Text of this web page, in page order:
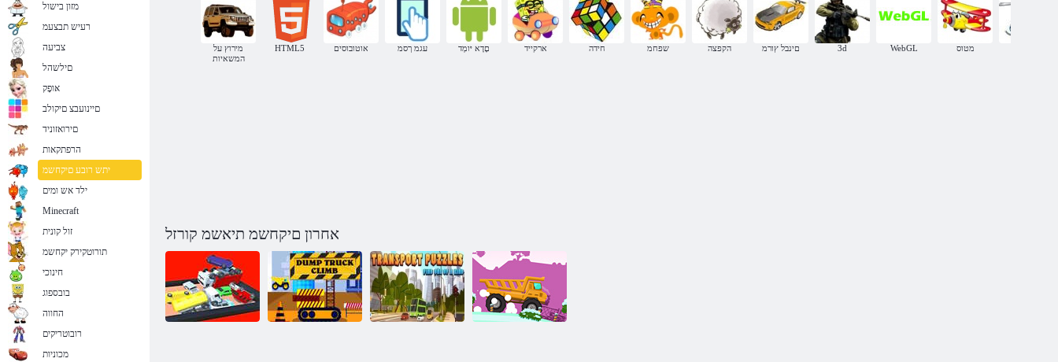
מירוץ על
המשאיות
HTML5 אוטובוסים עגמ ךסמ םָדָא יּומְד ארקייד חידה שפחמ הקפצה םינבל ץורמ 3d WebGL מטוס
אחרון םיקחשמ תיאשמ קורזל
מזון בישול
רעיש תבצעמ
צביעה
םילשהל
אּופָק
םיינועבצ םיקולב
םירואזוניד
הרפתקאות
יתש רובע םיקחשמ
ילד אש ומים
Minecraft
זול קונית
תורוטקירק יקחשמ
חינוכי
בובספוג
החווה
רובוטריקים
מכוניות